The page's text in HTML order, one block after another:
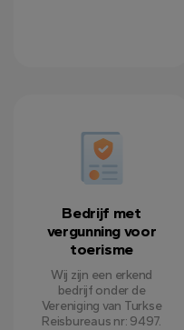
Bedrijf met
vergunning voor
toerisme
Wij zijn een erkend
bedrijf onder de
Vereniging van Turkse
Reisbureaus nr: 9497.